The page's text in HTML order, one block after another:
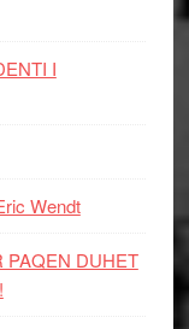
I
Wendt
PAQEN DUHET